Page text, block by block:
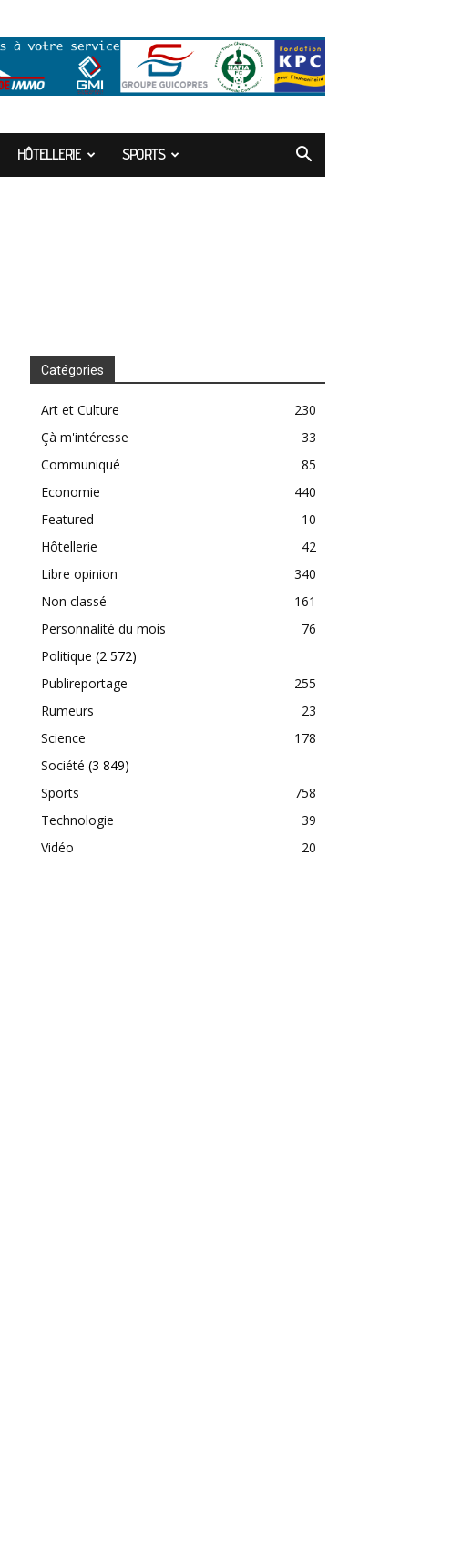
HÔTELLERIE SPORTS
Catégories
Art et Culture
230
Çà m'intéresse
33
Communiqué
85
Economie
440
Featured
10
Hôtellerie
42
Libre opinion
340
Non classé
161
Personnalité du mois
76
Politique (2 572)
Publireportage
255
Rumeurs
23
Science
178
Société (3 849)
Sports
758
Technologie
39
Vidéo
20